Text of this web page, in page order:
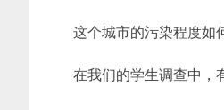
这个城市的污染程度如
在我们的学生调查中，